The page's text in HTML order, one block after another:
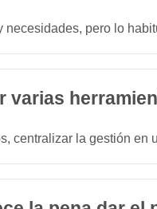
necesidades, pero lo
varias
centralizar la gestión